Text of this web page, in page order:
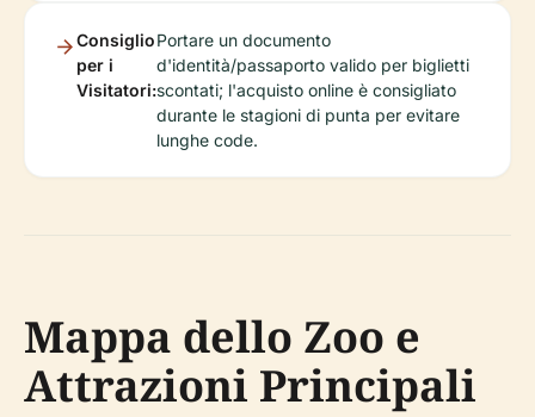
Consiglio
per i
Visitatori:
Portare un documento
d'identità/passaporto valido per biglietti
scontati; l'acquisto online è consigliato
durante le stagioni di punta per evitare
lunghe code.
Mappa dello Zoo e
Attrazioni Principali